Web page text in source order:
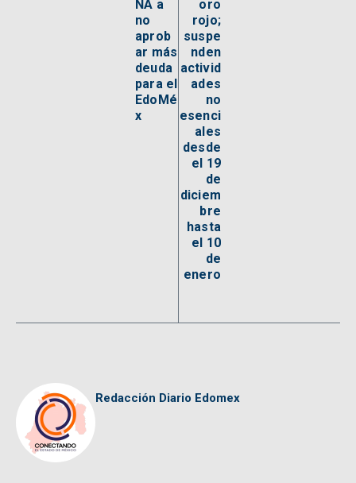
NA a
no
aprob
ar más
deuda
para el
EdoMé
x
oro
rojo;
suspe
nden
activid
ades
no
esenci
ales
desde
el 19
de
diciem
bre
hasta
el 10
de
enero
Redacción Diario Edomex